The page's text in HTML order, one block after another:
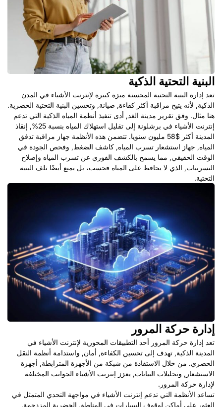
البنية التحتية الذكية
تعد إدارة البنية التحتية المحسنة ميزة كبيرة لإنترنت الأشياء في المدن
الذكية, لأنه يتيح مراقبة أكثر كفاءة, صيانة, وتحسين البنية التحتية الحضرية.
هنا مثال. وفق تقرير مدينة الغد, أدى تنفيذ أنظمة المياه الذكية التي تدعم
إنترنت الأشياء في برشلونة إلى تقليل استهلاك المياه بنسبة 25%, إنقاذ
المدينة أكثر $58 مليون سنويا. تتضمن هذه الأنظمة جهاز مراقبة تدفق
المياه, جهاز استشعار تسرب المياه, كاشف الضغط, وفحص الجودة في
الوقت الحقيقي, مما يسمح بالكشف الفوري عن تسرب المياه وإصلاح
التسريبات, الذي لا يحافظ على المياه فحسب، بل يمنع أيضًا تلف البنية
التحتية.
إدارة حركة المرور
تعد إدارة حركة المرور أحد التطبيقات المحورية لإنترنت الأشياء في
المدينة الذكية, تهدف إلى تحسين الكفاءة, أمان, واستدامة أنظمة النقل
الحضري. من خلال الاستفادة من شبكة من الأجهزة المترابطة, أجهزة
الاستشعار, وتحليلات البيانات, يعزز إنترنت الأشياء الجوانب المختلفة
لإدارة حركة المرور.
تساعد الأنظمة التي تدعم إنترنت الأشياء في مواجهة التحدي المتمثل في
العثور على أماكن لوقوف السيارات في المناطق الحضرية المزدحمة.